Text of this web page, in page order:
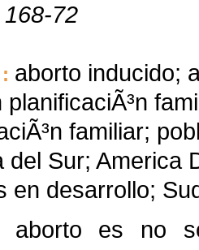
168-72
aborto inducido;
planificaciÃ³n
familiar;
del Sur; America
en desarrollo;
aborto es no